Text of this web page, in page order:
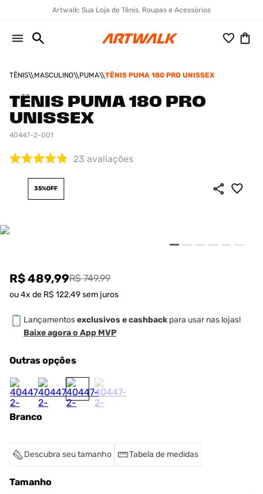
Artwalk: Sua Loja de Tênis, Roupas e Acessórios
TÊNIS MASCULINO PUMA TÊNIS PUMA 180 PRO UNISSEX
TÊNIS PUMA 180 PRO
UNISSEX
40447-2-001
23 avaliações
35%OFF
R$ 489,99R$ 749,99
ou4x de R$ 122,49sem juros
Lançamentosexclusivos e cashback para usar nas lojas!
Baixe agora o App MVP
Outras opções
Branco
Descubra seu tamanho Tabela de medidas
Tamanho